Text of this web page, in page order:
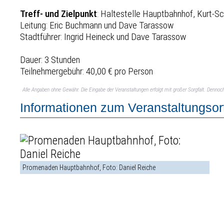
Treff- und Zielpunkt: Haltestelle Hauptbahnhof, Kurt-
Leitung: Eric Buchmann und Dave Tarassow
Stadtführer: Ingrid Heineck und Dave Tarassow
Dauer: 3 Stunden
Teilnehmergebühr: 40,00 € pro Person
Alle Angaben ohne Gewähr. Die Eingabe der Veranstaltungen erfolgt mit großer Sorgfalt.
Informationen zum
Promenaden Hauptbahnhof, Foto: Daniel Reiche